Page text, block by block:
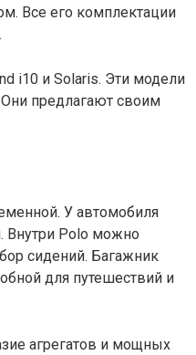
Все его комплектации
i10 и Solaris. Эти модели
предлагают своим
У автомобиля
Внутри Polo можно
сидений. Багажник
для путешествий и
агрегатов и мощных